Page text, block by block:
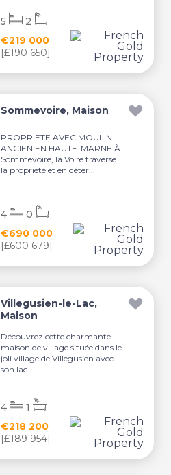
€219 000
[£190 650]
5 2
Sommevoire, Maison
PROPRIETE AVEC MOULIN
ANCIEN EN HAUTE-MARNE À
Sommevoire, la Voire traverse
la propriété et en déter...
€690 000
[£600 679]
4 0
Villegusien-le-Lac,
Maison
Découvrez cette charmante
maison de village située dans le
joli village de Villegusien avec
son lac ...
€218 200
[£189 954]
4 1